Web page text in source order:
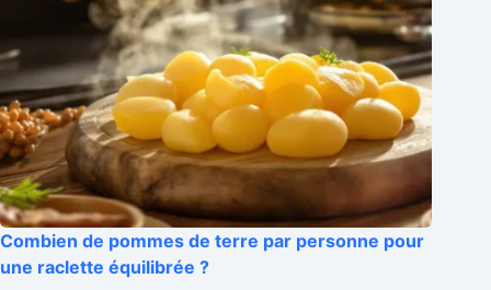
Combien de pommes de terre par personne pour
une raclette équilibrée ?